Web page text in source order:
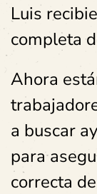
Luis
completa
Ahora
a buscar
para
correcta